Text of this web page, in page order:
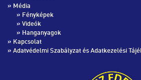
» Média
» Fényképek
» Videók
» Hanganyagok
» Kapcsolat
» Adatvédelmi Szabályzat és Adatkezelési